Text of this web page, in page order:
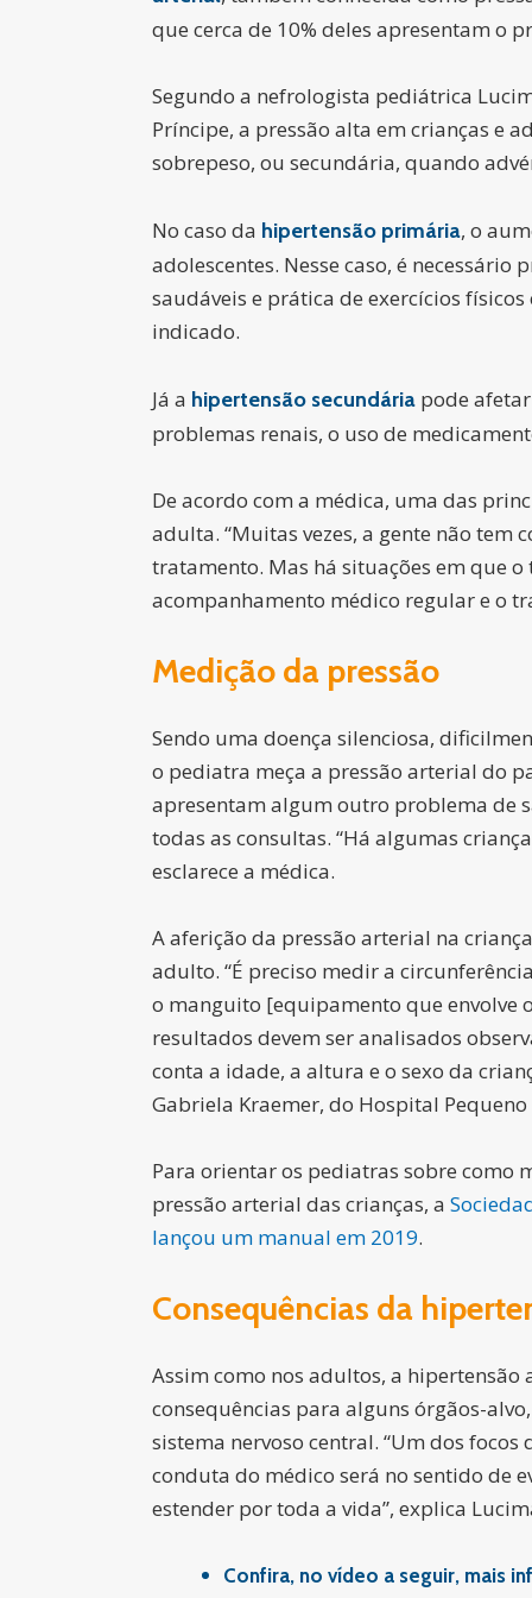
que cerca de 10% deles apresentam o
Segundo a nefrologista pediátrica
Príncipe, a pressão alta em crianças e
sobrepeso, ou secundária, quando
No caso da hipertensão primária, o
adolescentes. Nesse caso, é
saudáveis e prática de exercícios
indicado.
Já a hipertensão secundária pode
problemas renais, o uso de
De acordo com a médica, uma das
adulta. “Muitas vezes, a gente não
tratamento. Mas há situações em que
acompanhamento médico regular e o
Medição da pressão
Sendo uma doença silenciosa,
o pediatra meça a pressão arterial do
apresentam algum outro problema de
todas as consultas. “Há algumas
esclarece a médica.
A aferição da pressão arterial na
adulto. “É preciso medir a
o manguito [equipamento que envolve
resultados devem ser analisados
conta a idade, a altura e o sexo da
Gabriela Kraemer, do Hospital
Para orientar os pediatras sobre como
pressão arterial das crianças, a
lançou um manual em 2019.
Consequências da
Assim como nos adultos, a hipertensão
consequências para alguns órgãos-
sistema nervoso central. “Um dos focos
conduta do médico será no sentido de
estender por toda a vida”, explica
Confira, no vídeo a seguir, mais